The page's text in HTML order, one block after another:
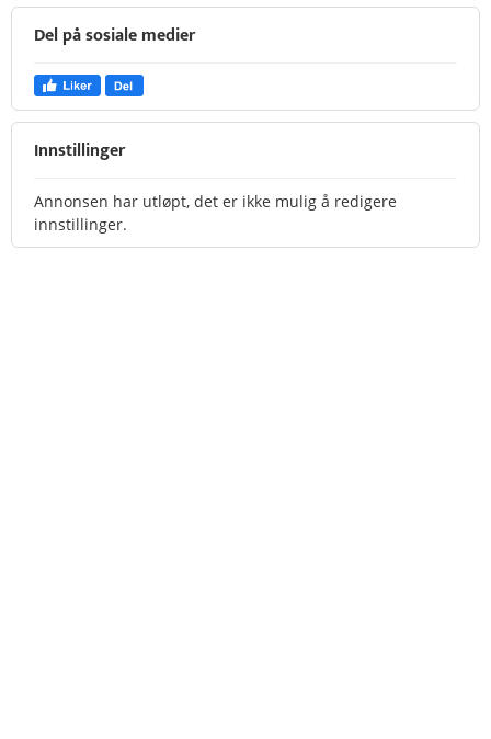
Del på sosiale medier
Innstillinger
Annonsen har utløpt, det er ikke mulig å redigere
innstillinger.